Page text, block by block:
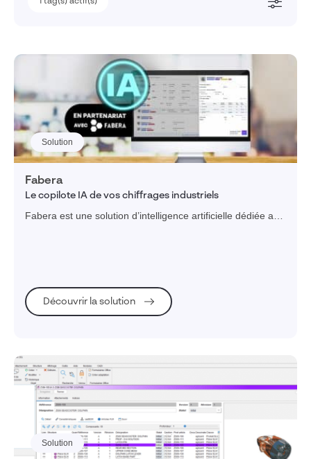
Agroalimentaire
Agroalimentaire (Clone 1)
Finance, Assurances & Immobilier
Assurances
Expertise-comptable
Gestion Immobilière
Agroalimentaire (Clone 2)
Public et Associatif
High-tech, électronique & électrique
Bureaux d'études
Banques
Santé & Pharmaceutique
Solution
Fabera
Le copilote IA de vos chiffrages industriels
Fabera est une solution d’intelligence artificielle dédiée aux
Découvrir la solution
Solution